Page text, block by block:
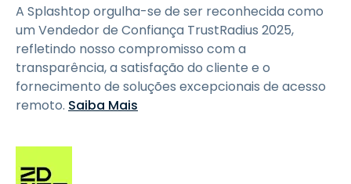
A Splashtop orgulha-se de ser reconhecida como
um Vendedor de Confiança TrustRadius 2025,
refletindo nosso compromisso com a
transparência, a satisfação do cliente e o
fornecimento de soluções excepcionais de acesso
remoto. Saiba Mais